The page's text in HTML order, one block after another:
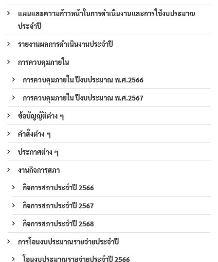
แผนและความก้าวหน้าในการดำเนินงานและการใช้งบประมาณ
ประจำปี
รายงานผลการดำเนินงานประจำปี
การควบคุมภายใน
การควบคุมภายใน ปีงบประมาณ พ.ศ.2566
การควบคุมภายใน ปีงบประมาณ พ.ศ.2567
ข้อบัญญัติต่าง ๆ
คำสั่งต่าง ๆ
ประกาศต่าง ๆ
งานกิจการสภา
กิจการสภาประจำปี 2566
กิจการสภาประจำปี 2567
กิจการสภาประจำปี 2568
การโอนงบประมาณรายจ่ายประจำปี
โอนงบประมาณรายจ่ายประจำปี 2566